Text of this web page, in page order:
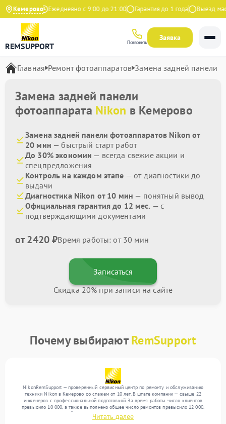
Кемерово
на Яндекс Ежедневно с 9:00 до 21:00 Гарантия до 1 года Выезд
REMSUPPORT Позвонить
Заявка
Главная Ремонт фотоаппаратов Замена задней панели
Замена задней панели
фотоаппарата Nikon в Кемерово
Замена задней панели фотоаппаратов Nikon от
20 мин — быстрый старт работ
До 30% экономии — всегда свежие акции и
спецпредложения
Контроль на каждом этапе — от диагностики до
выдачи
Диагностика Nikon от 10 мин — понятный вывод
Официальная гарантия до 12 мес. — с
подтверждающими документами
от 2420 ₽Время работы: от 30 мин
Записаться
Скидка 20% при записи на сайте
Почему выбираютRemSupport
NikonRemSupport — проверенный сервисный центр по ремонту и обслуживанию
техники Nikon в Кемерово со стажем от 10 лет. В штате компании — свыше 22
инженеров с профессиональной подготовкой. За время работы число клиентов
превысило 10 000, а также выполнено общее число ремонтов превысило 12 000.
Ежемесячно в сервисный центр поступает свыше 300 единиц техники, включая , , . Мы
беремся за задачи любой сложности и обеспечиваем надежный результат благодаря
Читать далее